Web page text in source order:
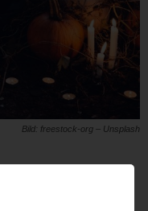
Bild: freestock-org – Unsplash
England, nicht nur in